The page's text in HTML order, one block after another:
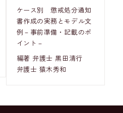
ケース別 懲戒処分通知
書作成の実務とモデル文
例－事前準備・記載のポ
イント－
編著 弁護士 黒田清行
弁護士 猿木秀和